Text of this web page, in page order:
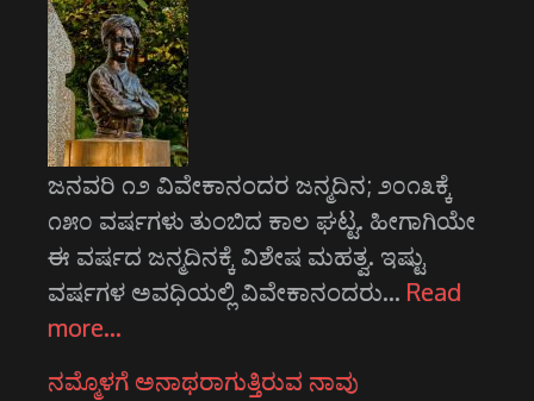
ಜನವರಿ ೧೨ ವಿವೇಕಾನಂದರ ಜನ್ಮದಿನ; ೨೦೧೩ಕ್ಕೆ
೧೫೦ ವರ್ಷಗಳು ತುಂಬಿದ ಕಾಲ ಘಟ್ಟ. ಹೀಗಾಗಿಯೇ
ಈ ವರ್ಷದ ಜನ್ಮದಿನಕ್ಕೆ ವಿಶೇಷ ಮಹತ್ವ. ಇಷ್ಟು
ವರ್ಷಗಳ ಅವಧಿಯಲ್ಲಿ ವಿವೇಕಾನಂದರು… Read
more…
ನಮ್ಮೊಳಗೆ ಅನಾಥರಾಗುತ್ತಿರುವ ನಾವು